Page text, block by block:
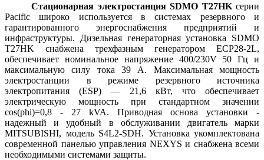
Стационарная электростанция SDMO T27HKсерии
Pacific широко используется в системах резервного и
гарантированного энергоснабжения предприятий и
инфраструктуры. Дизельная генераторная установка SDMO
T27HK снабжена трехфазным генератором ECP28-2L,
обеспечивает номинальное напряжение 400/230V 50 Гц и
максимальную силу тока 39 А. Максимальная мощность
электростанции в режиме резервного источника
электропитания (ESP) — 21,6 кВт, что обеспечивает
электрическую мощность при стандартном значении
cos(phi)=0,8 - 27 kVA. Приводная основа установки -
надежный и удобный в обслуживании двигатель марки
MITSUBISHI, модель S4L2-SDH. Установка укомплектована
современной панелью управления NEXYS и снабжена всеми
необходимыми системами защиты.